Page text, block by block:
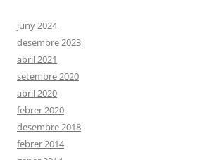
juny 2024
desembre 2023
abril 2021
setembre 2020
abril 2020
febrer 2020
desembre 2018
febrer 2014